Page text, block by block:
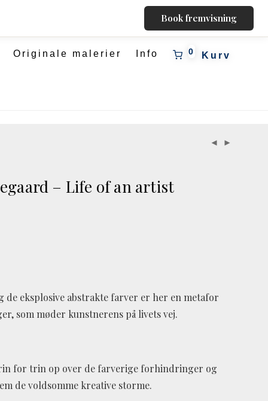
Originale malerier Info 0
– Life of an artist
de eksplosive abstrakte farver er her en metafor
som møder kunstnerens på livets vej.
for trin op over de farverige forhindringer og
de voldsomme kreative storme.
Book fremvisning